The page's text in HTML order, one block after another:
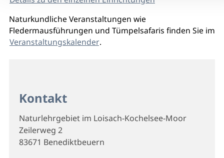
Naturkundliche Veranstaltungen wie
Fledermausführungen und Tümpelsafaris finden Sie im
Veranstaltungskalender.
Kontakt
Naturlehrgebiet im Loisach-Kochelsee-Moor
Zeilerweg 2
83671 Benediktbeuern